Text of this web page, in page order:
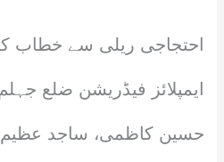
احتجاجی ریلی سے خطاب
ایمپلائز فیڈریشن ضلع
حسین کاظمی، ساجد عظیم